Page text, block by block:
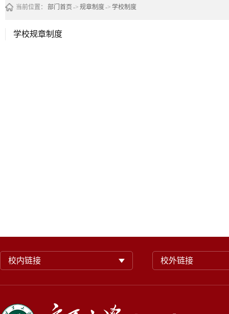
当前位置： 部门首页 -> 规章制度-> 学校制度
学校规章制度
校内链接 校外链接